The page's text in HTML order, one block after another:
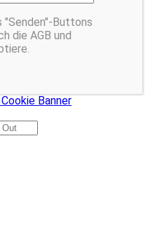
"Senden"-Buttons
die AGB und
Banner